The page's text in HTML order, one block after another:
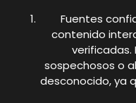
Fuentes
contenido
verificadas.
sospechosos o
desconocido, ya